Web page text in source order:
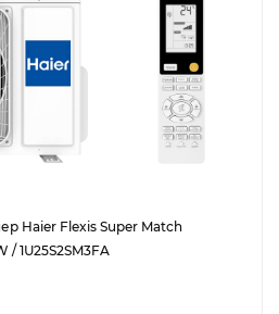
Haier Flexis Super Match
/ 1U25S2SM3FA